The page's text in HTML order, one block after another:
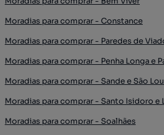
Moradias para comprar - Constance
Moradias para comprar - Paredes de
Moradias para comprar - Penha Longa e
Moradias para comprar - Sande e São
Moradias para comprar - Santo Isidoro e
Moradias para comprar - Soalhães